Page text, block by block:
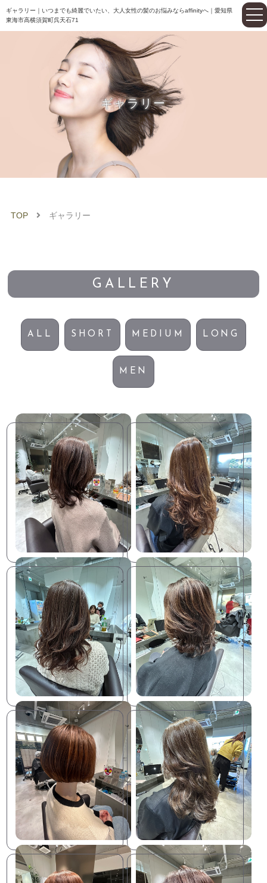
ギャラリー｜いつまでも綺麗でいたい、大人女性の髪のお悩みならaffinityへ｜愛知県
東海市高横須賀町呉天石71
ギャラリー
TOP ギャラリー
GALLERY
ALL SHORT MEDIUM LONG
MEN